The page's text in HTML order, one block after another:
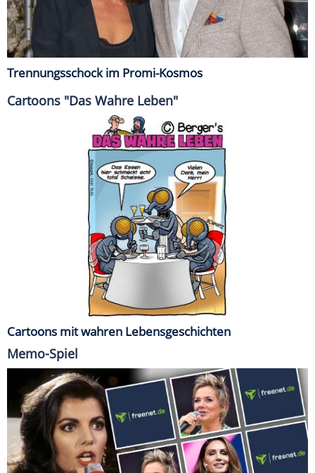
Trennungsschock im Promi-Kosmos
Cartoons "Das Wahre Leben"
Cartoons mit wahren Lebensgeschichten
Memo-Spiel